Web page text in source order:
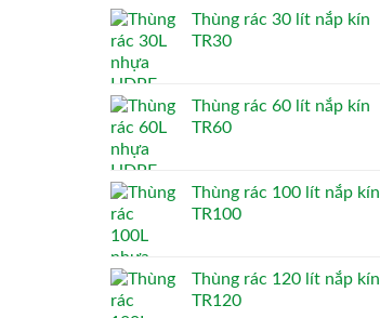
Thùng rác 30 lít nắp kín
TR30
Thùng rác 60 lít nắp kín
TR60
Thùng rác 100 lít nắp kín
TR100
Thùng rác 120 lít nắp kín
TR120